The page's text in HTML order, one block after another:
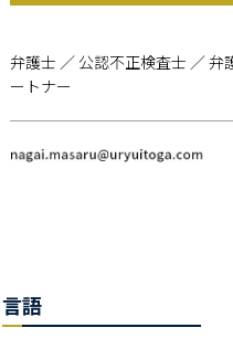
弁護士 ／ 公認不正検査士 ／
ートナー
言語